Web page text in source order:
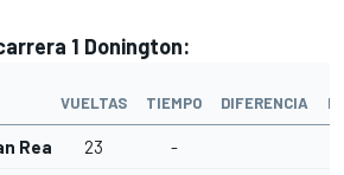
1 Donington:
VUELTAS TIEMPO DIFERENCIA
Rea 23 -